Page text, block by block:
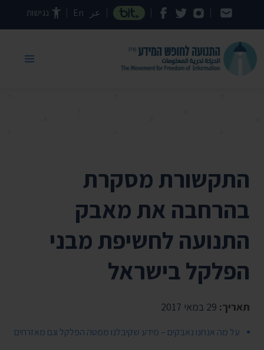
דילוג לתוכן העמוד عر En נגישות
התקשורת מסקרת
בהרחבה את מאבק
התנועה לחשיפת מבני
הפלקל בישראל
תאריך:
על מה אנחנו נאבקים – מידע שקיבלנו ממטה הפלקל וגם מאזרחים